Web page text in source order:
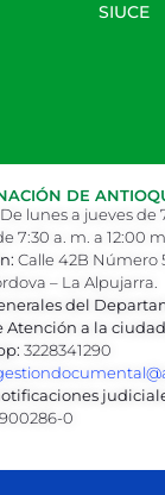
SIUCE
DE
De lunes a jueves de
7:30 a. m. a 12:00
Calle 42B Número
– La Alpujarra.
del
Atención a la
3228341290
0